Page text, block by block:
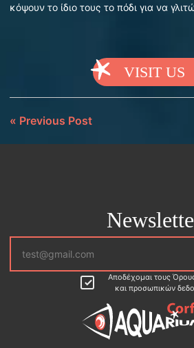
κόψουν το ίδιο τους το πόδι για να
VISIT US
« Previous Post
Αποδέχομαι τους
και προσωπικών